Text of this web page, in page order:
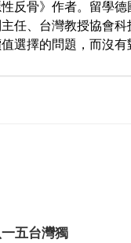
反骨》作者。留學
任、台灣教授協會
選擇的問題，而沒有
五台灣獨